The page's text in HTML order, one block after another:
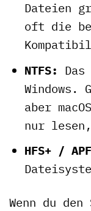
Dateien
oft die
NTFS:
Windows.
aber
nur
HFS+ /
Wenn du